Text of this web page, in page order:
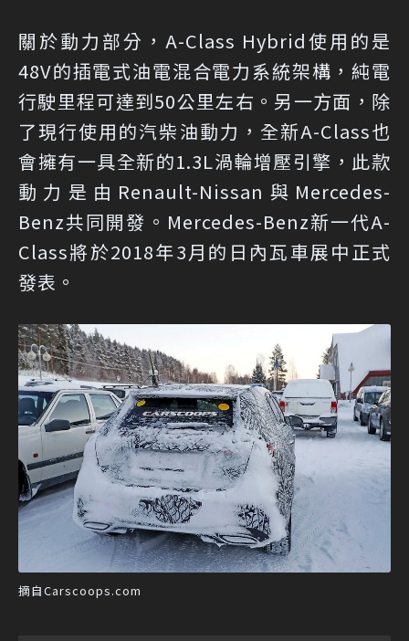
關於動力部分，A-Class Hybrid使用的是
48V的插電式油電混合電力系統架構，純電
行駛里程可達到50公里左右。另一方面，除
了現行使用的汽柴油動力，全新A-Class也
會擁有一具全新的1.3L渦輪增壓引擎，此款
動力是由Renault-Nissan與Mercedes-
Benz共同開發。Mercedes-Benz新一代A-
Class將於2018年3月的日內瓦車展中正式
發表。
摘自Carscoops.com